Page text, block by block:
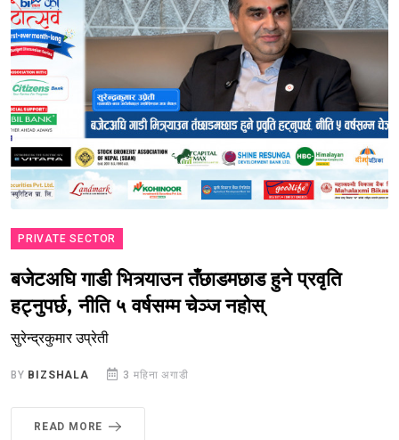
PRIVATE SECTOR
बजेटअघि गाडी भित्र्याउन तँछाडमछाड हुने प्रवृति
हट्नुपर्छ, नीति ५ वर्षसम्म चेञ्ज नहोस्
सुरेन्द्रकुमार उप्रेती
BY BIZSHALA 3 महिना अगाडी
READ MORE